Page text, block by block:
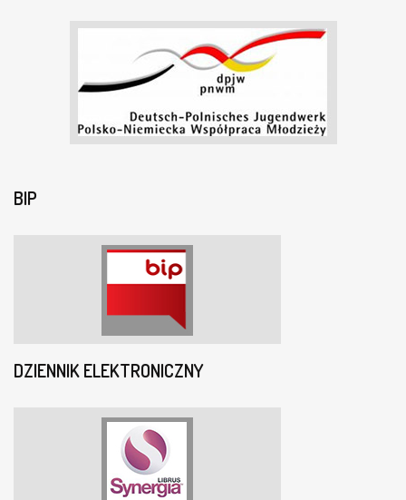
BIP
DZIENNIK ELEKTRONICZNY